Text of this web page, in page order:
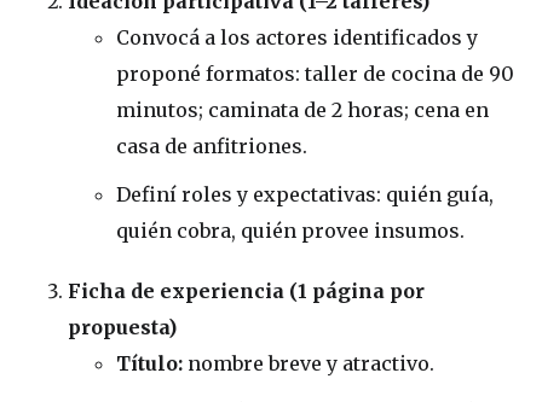
Convocá a los actores identificados y
proponé formatos: taller de cocina de 90
minutos; caminata de 2 horas; cena en
casa de anfitriones.
Definí roles y expectativas: quién guía,
quién cobra, quién provee insumos.
Ficha de experiencia (1 página por
propuesta)
Título: nombre breve y atractivo.